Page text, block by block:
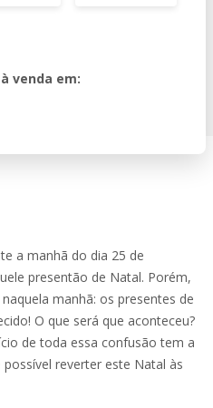
venda em:
a manhã do dia 25 de
presentão de Natal. Porém,
manhã: os presentes de
O que será que aconteceu?
de toda essa confusão tem a
reverter este Natal às